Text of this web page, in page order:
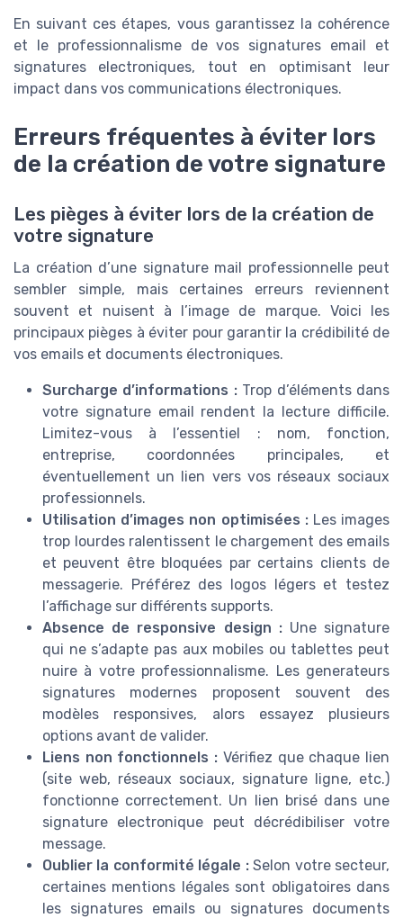
En suivant ces étapes, vous garantissez la cohérence
et le professionnalisme de vos signatures email et
signatures electroniques, tout en optimisant leur
impact dans vos communications électroniques.
Erreurs fréquentes à éviter lors
de la création de votre signature
Les pièges à éviter lors de la création de
votre signature
La création d’une signature mail professionnelle peut
sembler simple, mais certaines erreurs reviennent
souvent et nuisent à l’image de marque. Voici les
principaux pièges à éviter pour garantir la crédibilité de
vos emails et documents électroniques.
Surcharge d’informations :Trop d’éléments dans
votre signature email rendent la lecture difficile.
Limitez-vous à l’essentiel : nom, fonction,
entreprise, coordonnées principales, et
éventuellement un lien vers vos réseaux sociaux
professionnels.
Utilisation d’images non optimisées :Les images
trop lourdes ralentissent le chargement des emails
et peuvent être bloquées par certains clients de
messagerie. Préférez des logos légers et testez
l’affichage sur différents supports.
Absence de responsive design :Une signature
qui ne s’adapte pas aux mobiles ou tablettes peut
nuire à votre professionnalisme. Les generateurs
signatures modernes proposent souvent des
modèles responsives, alors essayez plusieurs
options avant de valider.
Liens non fonctionnels : Vérifiez que chaque lien
(site web, réseaux sociaux, signature ligne, etc.)
fonctionne correctement. Un lien brisé dans une
signature electronique peut décrédibiliser votre
message.
Oublier la conformité légale :Selon votre secteur,
certaines mentions légales sont obligatoires dans
les signatures emails ou signatures documents